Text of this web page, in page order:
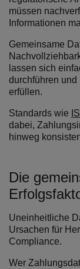
müssen
Informationen
Gemeinsame
lassen sich
durchführen
erfüllen.
Standards wie
dabei,
hinweg
Die
Uneinheitliche
Ursachen für
Compliance.
Wer